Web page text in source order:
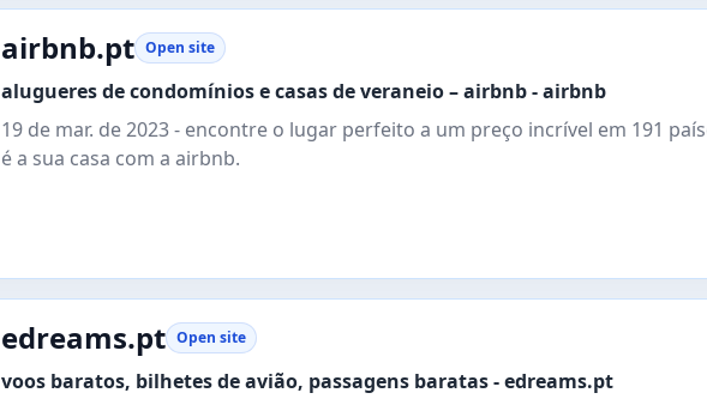
airbnb.pt Open site
alugueres de condomínios e casas de veraneio – airbnb - airbnb
19 de mar. de 2023 - encontre o lugar perfeito a um preço incrível em 191
é a sua casa com a airbnb.
edreams.pt Open site
voos baratos, bilhetes de avião, passagens baratas - edreams.pt